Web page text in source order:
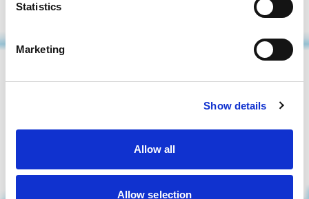
Statistics
Marketing
Show details
Allow all
Allow selection